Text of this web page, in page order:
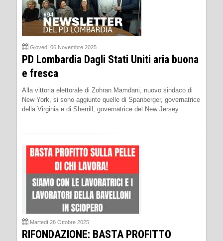
Giovedì 06 Novembre 2025
PD Lombardia Dagli Stati Uniti aria buona
e fresca
Alla vittoria elettorale di Zohran Mamdani, nuovo sindaco di
New York, si sono aggiunte quelle di Spanberger, governatrice
della Virginia e di Sherrill, governatrice del New Jersey
Martedì 28 Ottobre 2025
RIFONDAZIONE: BASTA PROFITTO